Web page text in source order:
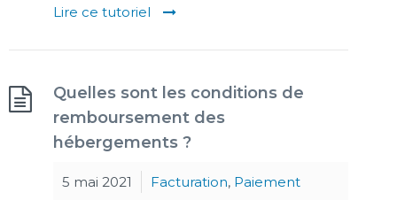
Lire ce tutoriel
Quelles sont les conditions de
remboursement des
hébergements ?
5 mai 2021 Facturation, Paiement